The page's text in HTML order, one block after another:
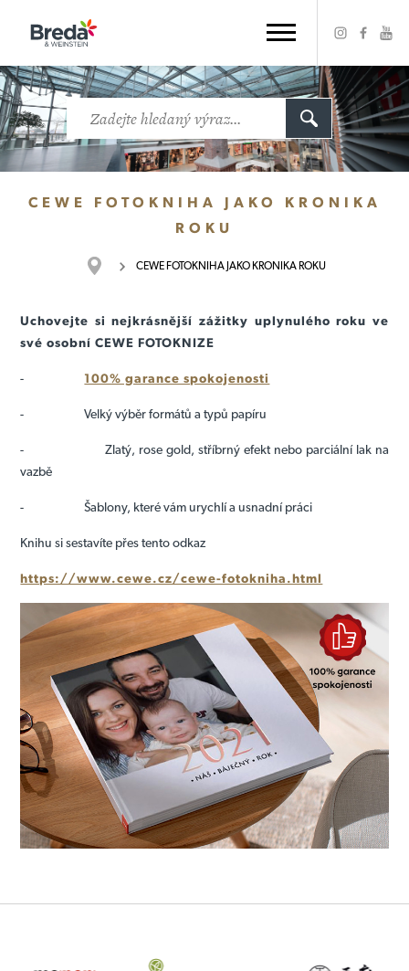
CEWE FOTOKNIHA JAKO KRONIKA
ROKU
CEWE FOTOKNIHA JAKO KRONIKA ROKU
Uchovejte si nejkrásnější zážitky uplynulého roku ve
své osobní CEWE FOTOKNIZE
- 100% garance spokojenosti
- Velký výběr formátů a typů papíru
- Zlatý, rose gold, stříbrný efekt nebo parciální lak na
vazbě
- Šablony, které vám urychlí a usnadní práci
Knihu si sestavíte přes tento odkaz
https://www.cewe.cz/cewe-fotokniha.html